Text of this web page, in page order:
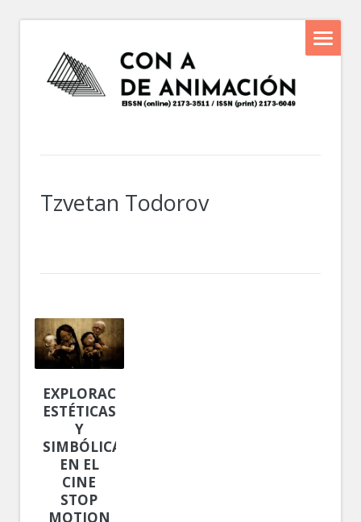
Tzvetan Todorov
EXPLORACIONES
ESTÉTICAS
Y
SIMBÓLICAS
EN EL
CINE
STOP
MOTION